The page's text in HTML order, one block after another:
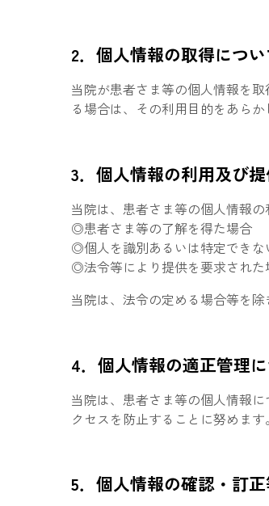
2．個人情報の取得につい
当院が患者さま等の個人情報を
る場合は、その利用目的をあら
3．個人情報の利用及び
当院は、患者さま等の個人情報
◎患者さま等の了解を得た場合
◎個人を識別あるいは特定でき
◎法令等により提供を要求された
当院は、法令の定める場合等を
4．個人情報の適正管理
当院は、患者さま等の個人情報
クセスを防止することに努めます。
5．個人情報の確認・訂